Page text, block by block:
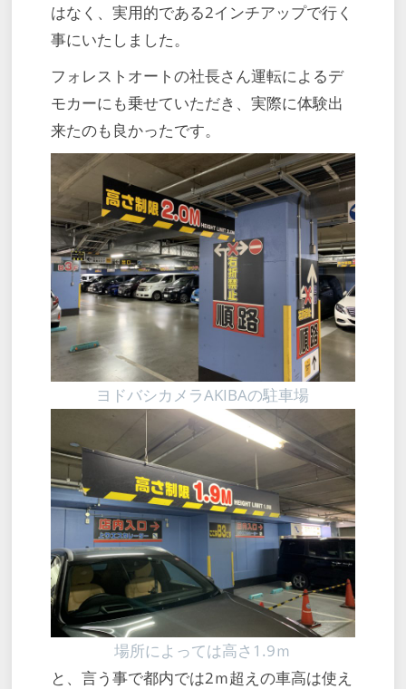
はなく、実用的である2インチアップで行く
事にいたしました。
フォレストオートの社長さん運転によるデ
モカーにも乗せていただき、実際に体験出
来たのも良かったです。
ヨドバシカメラAKIBAの駐車場
場所によっては高さ1.9ｍ
と、言う事で都内では2ｍ超えの車高は使え